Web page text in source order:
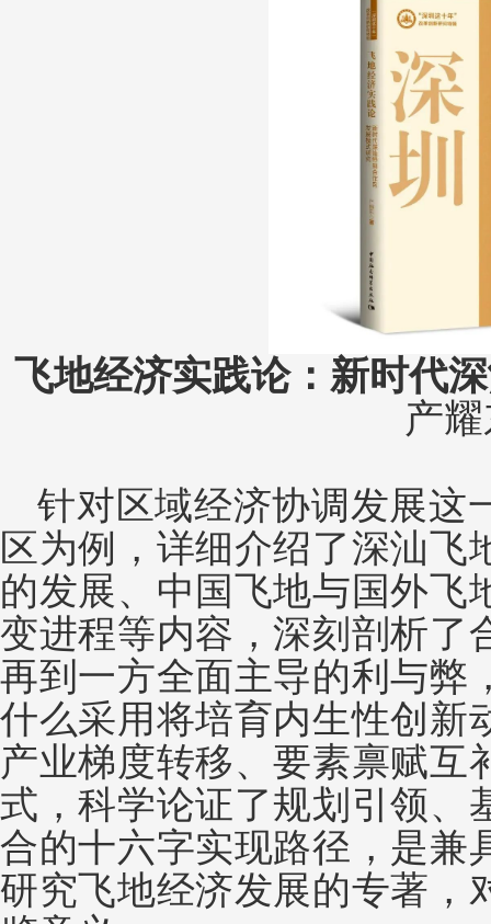
飞地经济实践论：新时代
产
针对区域经济协调发展这
区为例，详细介绍了深汕飞
的发展、中国飞地与国外飞
变进程等内容，深刻剖析了
再到一方全面主导的利与弊
什么采用将培育内生性创新
产业梯度转移、要素禀赋互
式，科学论证了规划引领、
合的十六字实现路径，是兼
研究飞地经济发展的专著，